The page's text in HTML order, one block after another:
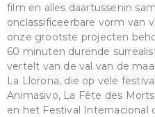
film en alles daartussenin
onclassificeerbare vorm van
onze grootste projecten
60 minuten durende
vertelt van de val van de
La Llorona, die op vele
Animasivo, La Fête des
en het Festival Internacional